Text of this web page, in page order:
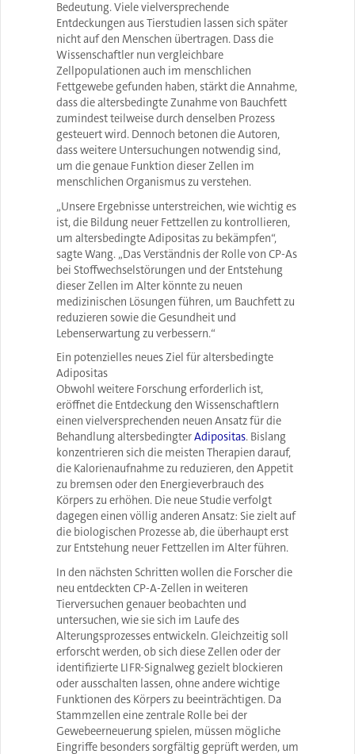
Bedeutung. Viele vielversprechende
Entdeckungen aus Tierstudien lassen sich später
nicht auf den Menschen übertragen. Dass die
Wissenschaftler nun vergleichbare
Zellpopulationen auch im menschlichen
Fettgewebe gefunden haben, stärkt die Annahme,
dass die altersbedingte Zunahme von Bauchfett
zumindest teilweise durch denselben Prozess
gesteuert wird. Dennoch betonen die Autoren,
dass weitere Untersuchungen notwendig sind,
um die genaue Funktion dieser Zellen im
menschlichen Organismus zu verstehen.
„Unsere Ergebnisse unterstreichen, wie wichtig es
ist, die Bildung neuer Fettzellen zu kontrollieren,
um altersbedingte Adipositas zu bekämpfen“,
sagte Wang. „Das Verständnis der Rolle von CP-As
bei Stoffwechselstörungen und der Entstehung
dieser Zellen im Alter könnte zu neuen
medizinischen Lösungen führen, um Bauchfett zu
reduzieren sowie die Gesundheit und
Lebenserwartung zu verbessern.“
Ein potenzielles neues Ziel für altersbedingte
Adipositas
Obwohl weitere Forschung erforderlich ist,
eröffnet die Entdeckung den Wissenschaftlern
einen vielversprechenden neuen Ansatz für die
Behandlung altersbedingterAdipositas. Bislang
konzentrieren sich die meisten Therapien darauf,
die Kalorienaufnahme zu reduzieren, den Appetit
zu bremsen oder den Energieverbrauch des
Körpers zu erhöhen. Die neue Studie verfolgt
dagegen einen völlig anderen Ansatz: Sie zielt auf
die biologischen Prozesse ab, die überhaupt erst
zur Entstehung neuer Fettzellen im Alter führen.
In den nächsten Schritten wollen die Forscher die
neu entdeckten CP-A-Zellen in weiteren
Tierversuchen genauer beobachten und
untersuchen, wie sie sich im Laufe des
Alterungsprozesses entwickeln. Gleichzeitig soll
erforscht werden, ob sich diese Zellen oder der
identifizierte LIFR-Signalweg gezielt blockieren
oder ausschalten lassen, ohne andere wichtige
Funktionen des Körpers zu beeinträchtigen. Da
Stammzellen eine zentrale Rolle bei der
Gewebeerneuerung spielen, müssen mögliche
Eingriffe besonders sorgfältig geprüft werden, um